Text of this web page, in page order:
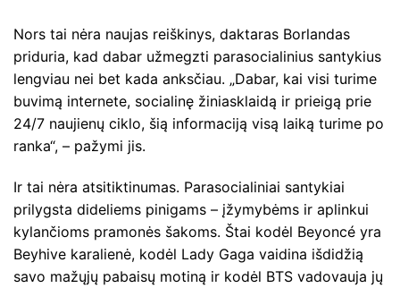
Nors tai nėra naujas reiškinys, daktaras Borlandas
priduria, kad dabar užmegzti parasocialinius santykius
lengviau nei bet kada anksčiau. „Dabar, kai visi turime
buvimą internete, socialinę žiniasklaidą ir prieigą prie
24/7 naujienų ciklo, šią informaciją visą laiką turime po
ranka“, – pažymi jis.
Ir tai nėra atsitiktinumas. Parasocialiniai santykiai
prilygsta dideliems pinigams – įžymybėms ir aplinkui
kylančioms pramonės šakoms. Štai kodėl Beyoncé yra
Beyhive karalienė, kodėl Lady Gaga vaidina išdidžią
savo mažųjų pabaisų motiną ir kodėl BTS vadovauja jų